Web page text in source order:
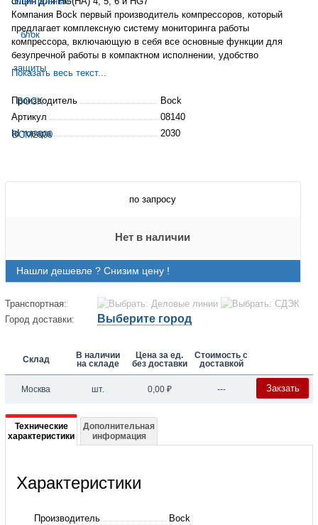
Компания Bock первый производитель компрессоров, который
предлагает комплексную систему мониторинга работы
компрессора, включающую в себя все основные функции для
безупречной работы в компактном исполнении, удобство
использования и экономичность.
Показать весь текст...
Производитель
Bock
Артикул
08140
Id товара
2030
по запросу
Нет в наличии
Нашли дешевле ? Снизим цену !
Транспортная:
Город доставки:
Выберите город
Склад
В наличии
на складе
Цена за ед.
без доставки
Стоимость с
доставкой
Москва шт. 0,00 ₽ --- Закзать
Подробная
информация
08140
Технические
характеристики
Дополнительная
информация
Характеристики
Производитель Bock